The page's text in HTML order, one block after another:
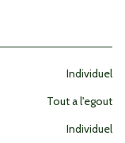
individuel
tout a l'egout
individuel